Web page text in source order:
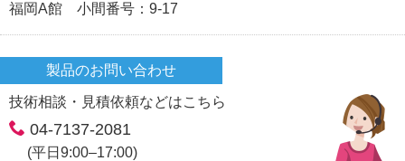
福岡A館 小間番号：9-17
製品のお問い合わせ
技術相談・見積依頼などはこちら
04-7137-2081
(平日9:00–17:00)